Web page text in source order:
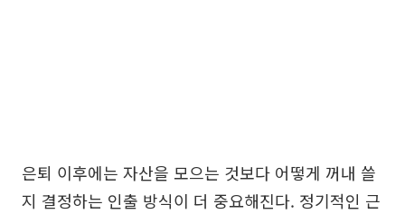
은퇴 이후에는 자산을 모으는 것보다 어떻게 꺼내 쓸
지 결정하는 인출 방식이 더 중요해진다. 정기적인 근